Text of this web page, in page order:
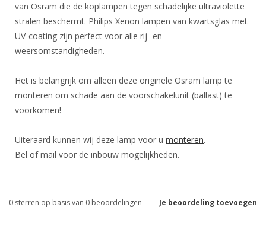
van Osram die de koplampen tegen schadelijke ultraviolette
stralen beschermt. Philips Xenon lampen van kwartsglas met
UV-coating zijn perfect voor alle rij- en
weersomstandigheden.
Het is belangrijk om alleen deze originele Osram lamp te
monteren om schade aan de voorschakelunit (ballast) te
voorkomen!
Uiteraard kunnen wij deze lamp voor u monteren.
Bel of mail voor de inbouw mogelijkheden.
Je beoordeling toevoegen
0 sterren op basis van 0 beoordelingen